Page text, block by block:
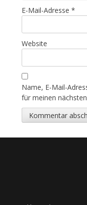
E-Mail-Adresse *
Website
Name, E-Mail-
für meinen